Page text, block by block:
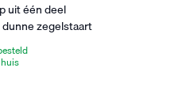
uit één deel
zegelstaart